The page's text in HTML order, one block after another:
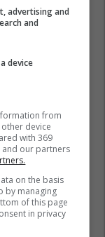
advertising and
and
device
from
device
with 369
and our partners
on the basis
by managing
of this page
in privacy